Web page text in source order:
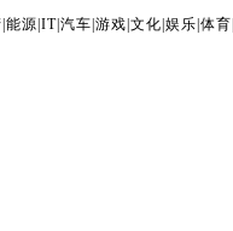
能源 IT| 汽车 游戏 文化 娱乐 体育